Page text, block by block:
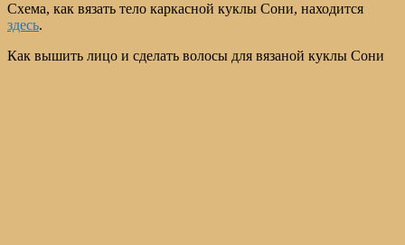
Схема, как вязать тело каркасной куклы Сони, находится
здесь.
Как вышить лицо и сделать волосы для вязаной куклы Сони